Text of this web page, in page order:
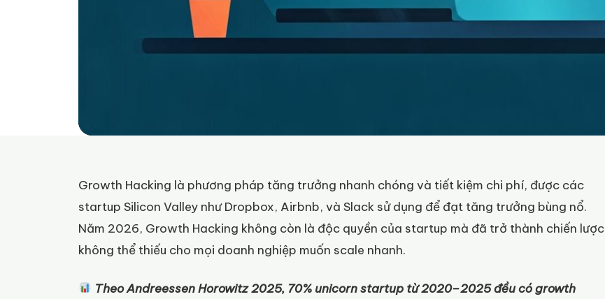
Growth Hacking là phương pháp tăng trưởng nhanh chóng và tiết kiệm chi phí, được các
startup Silicon Valley như Dropbox, Airbnb, và Slack sử dụng để đạt tăng trưởng bùng nổ.
Năm 2026, Growth Hacking không còn là độc quyền của startup mà đã trở thành chiến lược
không thể thiếu cho mọi doanh nghiệp muốn scale nhanh.
Theo Andreessen Horowitz 2025, 70% unicorn startup từ 2020–2025 đều có growth